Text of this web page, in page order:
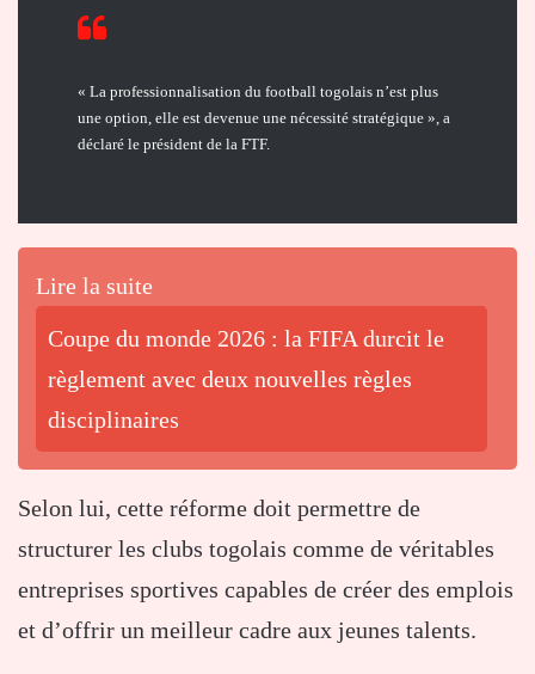
« La professionnalisation du football togolais n’est plus
une option, elle est devenue une nécessité stratégique », a
déclaré le président de la FTF.
Lire la suite
Coupe du monde 2026 : la FIFA durcit le
règlement avec deux nouvelles règles
disciplinaires
Selon lui, cette réforme doit permettre de
structurer les clubs togolais comme de véritables
entreprises sportives capables de créer des emplois
et d’offrir un meilleur cadre aux jeunes talents.